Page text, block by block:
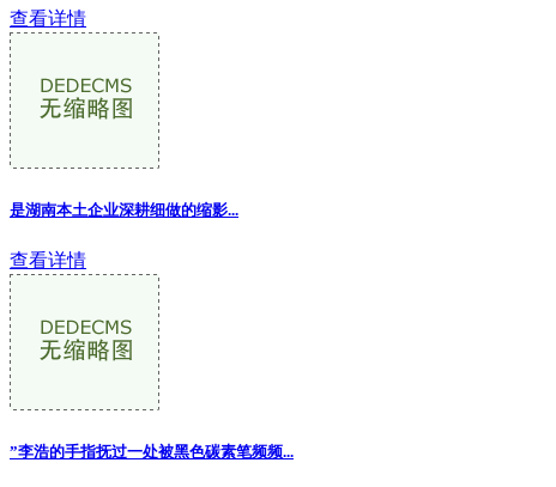
查看详情
是湖南本土企业深耕细做的缩影...
查看详情
”李浩的手指抚过一处被黑色碳素笔频频...